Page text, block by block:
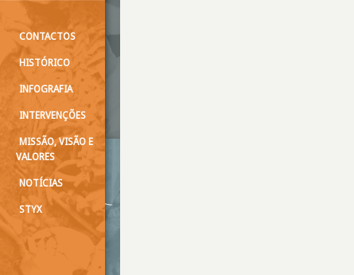
CONTACTOS
HISTÓRICO
INFOGRAFIA
INTERVENÇÕES
MISSÃO, VISÃO E
VALORES
NOTÍCIAS
STYX